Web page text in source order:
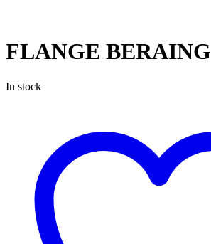
FLANGE BERAING
In stock